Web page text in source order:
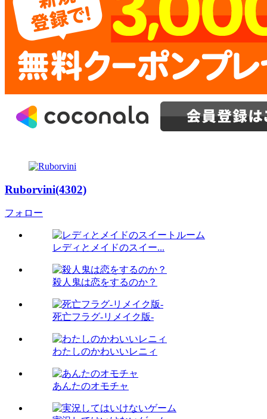
Ruborvini(4302)
フォロー
レディとメイドのスイー...
殺人鬼は恋をするのか？
死亡フラグ-リメイク版-
わたしのかわいいレニィ
あんたのオモチャ